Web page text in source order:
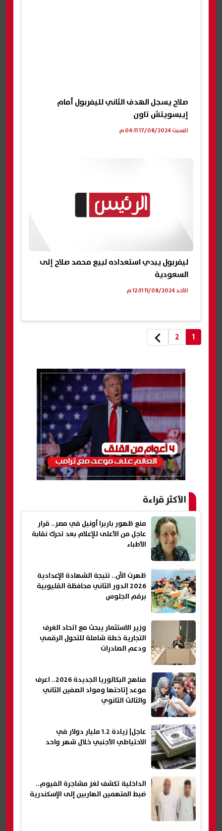
صلاح يسجل الهدف الثاني لليفربول أمام
إيبسويتش تاون
السبت 17/08/2024 04:11 م
ليفربول يبدي استعداده لبيع محمد صلاح إلى
السعودية
الأحد 11/08/2024 12:31 م
1
2
الأكثر قراءة
منع ظهور باربرا أونيل في مصر.. قرار
عاجل من الأعلى للإعلام بعد تحرك نقابة
الأطباء
ظهرت الآن.. نتيجة الشهادة الإعدادية
2026 الدور الثاني محافظة القليوبية
برقم الجلوس
وزير الاستثمار يبحث مع اتحاد الغرف
التجارية خطة شاملة للتحول الرقمي
ودعم الصادرات
مناهج البكالوريا الجديدة 2026.. اعرف
موعد إتاحتها ومواد الصفين الثاني
والثالث الثانوي
عاجل| زيادة 1.2 مليار دولار في
الاحتياطي الأجنبي خلال شهر واحد
الداخلية تكشف لغز مشاجرة الفيوم..
ضبط المتهمين الهاربين إلى الإسكندرية